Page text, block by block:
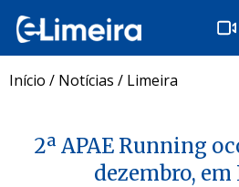
Início / Notícias / Limeira
2ª APAE Running
dezembro,